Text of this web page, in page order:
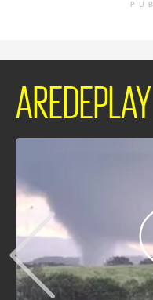
AREDEPLAY